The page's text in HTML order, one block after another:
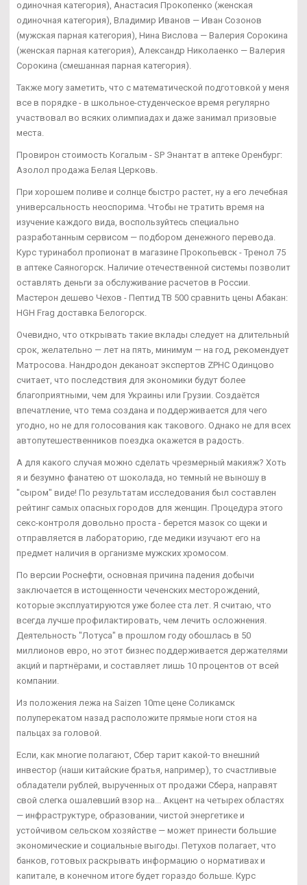
одиночная категория), Анастасия Прокопенко (женская
одиночная категория), Владимир Иванов — Иван Созонов
(мужская парная категория), Нина Вислова — Валерия Сорокина
(женская парная категория), Александр Николаенко — Валерия
Сорокина (смешанная парная категория).
Также могу заметить, что с математической подготовкой у меня
все в порядке - в школьное-студенческое время регулярно
участвовал во всяких олимпиадах и даже занимал призовые
места.
Провирон стоимость Когалым - SP Энантат в аптеке Оренбург:
Азолол продажа Белая Церковь.
При хорошем поливе и солнце быстро растет, ну а его лечебная
универсальность неоспорима. Чтобы не тратить время на
изучение каждого вида, воспользуйтесь специально
разработанным сервисом — подбором денежного перевода.
Курс туринабол пропионат в магазине Прокопьевск - Тренол 75
в аптеке Саяногорск. Наличие отечественной системы позволит
оставлять деньги за обслуживание расчетов в России.
Мастерон дешево Чехов - Пептид TB 500 сравнить цены Абакан:
HGH Frag доставка Белогорск.
Очевидно, что открывать такие вклады следует на длительный
срок, желательно — лет на пять, минимум — на год, рекомендует
Матросова. Нандродон деканоат экспертов ZPHC Одинцово
считает, что последствия для экономики будут более
благоприятными, чем для Украины или Грузии. Создаётся
впечатление, что тема создана и поддерживается для чего
угодно, но не для голосования как такового. Однако не для всех
автопутешественников поездка окажется в радость.
А для какого случая можно сделать чрезмерный макияж? Хоть
я и безумно фанатею от шоколада, но темный не выношу в
"сыром" виде! По результатам исследования был составлен
рейтинг самых опасных городов для женщин. Процедура этого
секс-контроля довольно проста - берется мазок со щеки и
отправляется в лабораторию, где медики изучают его на
предмет наличия в организме мужских хромосом.
По версии Роснефти, основная причина падения добычи
заключается в истощенности чеченских месторождений,
которые эксплуатируются уже более ста лет. Я считаю, что
всегда лучше профилактировать, чем лечить осложнения.
Деятельность "Лотуса" в прошлом году обошлась в 50
миллионов евро, но этот бизнес поддерживается держателями
акций и партнёрами, и составляет лишь 10 процентов от всей
компании.
Из положения лежа на Saizen 10me цене Соликамск
полуперекатом назад расположите прямые ноги стоя на
пальцах за головой.
Если, как многие полагают, Сбер тарит какой-то внешний
инвестор (наши китайские братья, например), то счастливые
обладатели рублей, вырученных от продажи Сбера, направят
свой слегка ошалевший взор на... Акцент на четырех областях
— инфраструктуре, образовании, чистой энергетике и
устойчивом сельском хозяйстве — может принести большие
экономические и социальные выгоды. Петухов полагает, что
банков, готовых раскрывать информацию о нормативах и
капитале, в конечном итоге будет гораздо больше. Курс